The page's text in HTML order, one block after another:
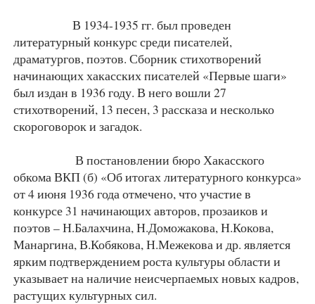
В 1934-1935 гг. был проведен
литературный конкурс среди писателей,
драматургов, поэтов. Сборник стихотворений
начинающих хакасских писателей «Первые шаги»
был издан в 1936 году. В него вошли 27
стихотворений, 13 песен, 3 рассказа и несколько
скороговорок и загадок.
В постановлении бюро Хакасского
обкома ВКП (б) «Об итогах литературного конкурса»
от 4 июня 1936 года отмечено, что участие в
конкурсе 31 начинающих авторов, прозаиков и
поэтов – Н.Балахчина, Н.Доможакова, Н.Кокова,
Манаргина, В.Кобякова, Н.Межекова и др. является
ярким подтверждением роста культуры области и
указывает на наличие неисчерпаемых новых кадров,
растущих культурных сил.